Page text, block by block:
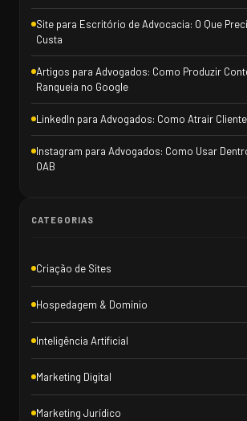
Site para Escritório de Advocacia: O Que
Custa
Artigos para Advogados: Como Produzir
Ranqueia no Google
LinkedIn para Advogados: Como Atrair
Instagram para Advogados: Como Usar
OAB
CATEGORIAS
Criação de Sites
Hospedagem & Domínio
Inteligência Artificial
Marketing Digital
Marketing Jurídico